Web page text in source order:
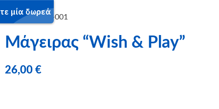
SKU:14-2401-001
Μάγειρας “Wish & Play”
26,00 €